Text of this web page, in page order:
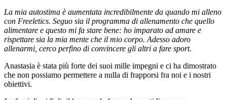
La mia autostima è aumentata incredibilmente da quando mi alleno
con Freeletics. Seguo sia il programma di allenamento che quello
alimentare e questo mi fa stare bene: ho imparato ad amare e
rispettare sia la mia mente che il mio corpo. Adesso adoro
allenarmi, cerco perfino di convincere gli altri a fare sport.
Anastasia è stata più forte dei suoi mille impegni e ci ha dimostrato
che non possiamo permettere a nulla di frapporsi fra noi e i nostri
obiettivi.